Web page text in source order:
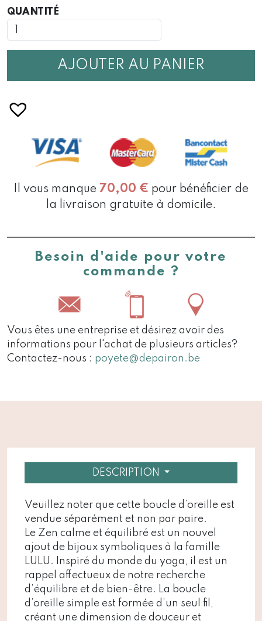
QUANTITÉ
D'OREILLE
LULU
AJOUTER AU PANIER
Il vous manque 70,00 € pour bénéficier de
la livraison gratuite à domicile.
Besoin d'aide pour votre
commande ?
Vous êtes une entreprise et désirez avoir des
informations pour l'achat de plusieurs articles?
Contactez-nous : poyete@depairon.be
DESCRIPTION
Veuillez noter que cette boucle d’oreille est
vendue séparément et non par paire.
Le Zen calme et équilibré est un nouvel
ajout de bijoux symboliques à la famille
LULU. Inspiré du monde du yoga, il est un
rappel affectueux de notre recherche
d’équilibre et de bien-être. La boucle
d’oreille simple est formée d’un seul fil,
créant une dimension de douceur et